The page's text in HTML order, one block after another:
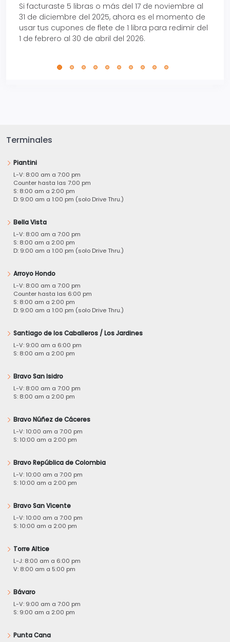
Si facturaste 5 libras o más del 17 de noviembre al
31 de diciembre del 2025, ahora es el momento de
usar tus cupones de flete de 1 libra para redimir del
1 de febrero al 30 de abril del 2026.
Terminales
Piantini
L-V: 8:00 am a 7:00 pm
Counter hasta las 7:00 pm
S: 8:00 am a 2:00 pm
D: 9:00 am a 1:00 pm (solo Drive Thru.)
Bella Vista
L-V: 8:00 am a 7:00 pm
S: 8:00 am a 2:00 pm
D: 9:00 am a 1:00 pm (solo Drive Thru.)
Arroyo Hondo
L-V: 8:00 am a 7:00 pm
Counter hasta las 6:00 pm
S: 8:00 am a 2:00 pm
D: 9:00 am a 1:00 pm (solo Drive Thru.)
Santiago de los Caballeros / Los Jardines
L-V: 9:00 am a 6:00 pm
S: 8:00 am a 2:00 pm
Bravo San Isidro
L-V: 8:00 am a 7:00 pm
S: 8:00 am a 2:00 pm
Bravo Núñez de Cáceres
L-V: 10:00 am a 7:00 pm
S: 10:00 am a 2:00 pm
Bravo República de Colombia
L-V: 10:00 am a 7:00 pm
S: 10:00 am a 2:00 pm
Bravo San Vicente
L-V: 10:00 am a 7:00 pm
S: 10:00 am a 2:00 pm
Torre Altice
L-J: 8:00 am a 6:00 pm
V: 8:00 am a 5:00 pm
Bávaro
L-V: 9:00 am a 7:00 pm
S: 9:00 am a 2:00 pm
Punta Cana